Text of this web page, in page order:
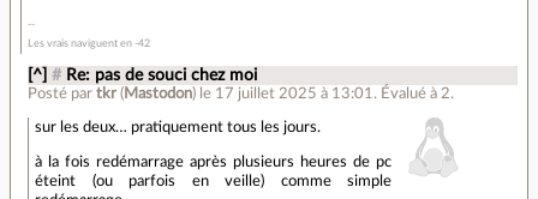
Les vrais naviguent en -42
[^] # Re: pas de souci chez moi
Posté partkr ( Mastodon) le 17 juillet 2025 à 13:01 . Évalué à 2.
sur les deux… pratiquement tous les jours.
à la fois redémarrage après plusieurs heures de pc
éteint (ou parfois en veille) comme simple